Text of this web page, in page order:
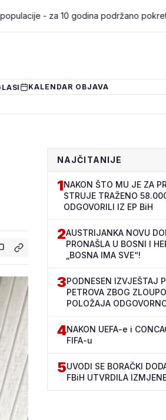
- za 10 godina podržano pokretanje
KALENDAR OBJAVA
NAJČITANIJE
1NAKON ŠTO MU JE ZA
STRUJE TRAŽENO
ODGOVORILI IZ EP BiH
2AUSTRIJANKA NOVU
PRONAŠLA U BOSNI I
„BOSNA IMA SVE“!
3PODNESEN IZVJEŠTAJ
PETROVA ZBOG
POLOŽAJA
4NAKON UEFA-e i
FIFA-u
5UVODI SE BORAČKI
FBiH UTVRDILA